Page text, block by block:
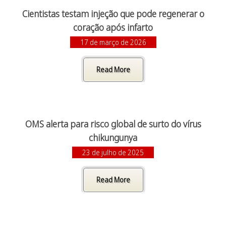
Cientistas testam injeção que pode regenerar o
coração após infarto
17 de março de 2026
Read More
OMS alerta para risco global de surto do vírus
chikungunya
23 de julho de 2025
Read More